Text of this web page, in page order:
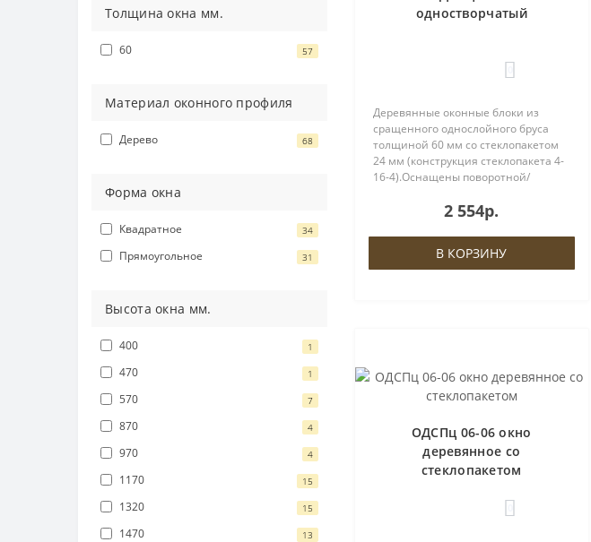
Толщина окна мм.
60 57
Материал оконного профиля
Дерево 68
Форма окна
Квадратное 34
Прямоугольное 31
Высота окна мм.
400 1
470 1
570 7
870 4
970 4
1170 15
1320 15
1470 13
одностворчатый
Деревянные оконные блоки из
сращенного однослойного бруса
толщиной 60 мм со стеклопакетом
24 мм (конструкция стеклопакета 4-
16-4).Оснащены поворотной/
ROTO, евроручкой и ввёртными
петлями либо петлями ROTO.На
створках пре..
2 554р.
В КОРЗИНУ
ОДСПц 06-06 окно
деревянное со
стеклопакетом